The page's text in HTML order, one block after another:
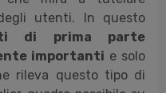
utenti. In questo
di prima parte
importanti e solo
rileva questo tipo di